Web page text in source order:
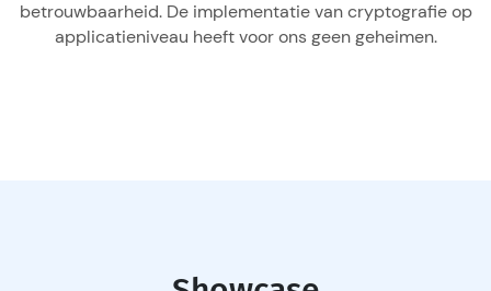
betrouwbaarheid. De implementatie van cryptografie op
applicatieniveau heeft voor ons geen geheimen.